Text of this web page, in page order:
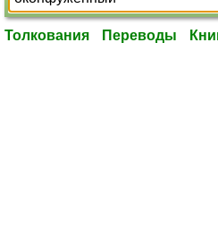
Толкования Переводы